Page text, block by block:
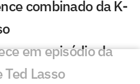
combinado da K-
em episódio da
Lasso